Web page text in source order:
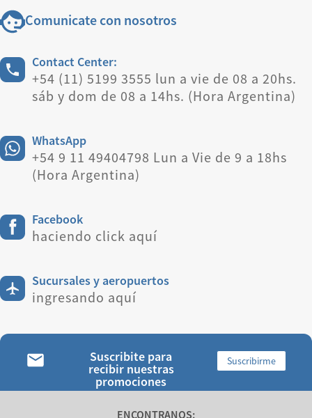
Comunicate con nosotros
Contact Center:
+54 (11) 5199 3555 lun a vie de 08 a 20hs.
sáb y dom de 08 a 14hs. (Hora Argentina)
WhatsApp
+54 9 11 49404798 Lun a Vie de 9 a 18hs
(Hora Argentina)
Facebook
haciendo click aquí
Sucursales y aeropuertos
ingresando aquí
Suscribite para
recibir nuestras
promociones
Suscribirme
ENCONTRANOS: